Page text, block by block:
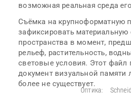
возможная реальная среда
Съёмка на крупноформатную
зафиксировать материальную
пространства в момент,
рельеф, растительность,
световые условия. Этот файл
документ визуальной памяти
более не существует.
Оптика: